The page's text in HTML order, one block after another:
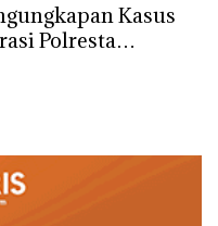
Kasus
Polresta